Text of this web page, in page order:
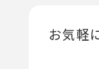
お気軽